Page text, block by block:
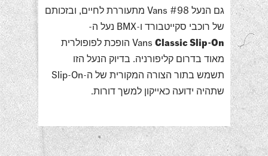
גם הנעל Vans #98 מתעוררת לחיים, ובזכותם
של רוכבי סקייטבורד ו-BMX נעל ה-
Vans Classic Slip-On
הופכת לפופולרית
מאוד בדרום קליפורניה. בדיוק הנעל הזו
תשמש בתור הצורה המקורית של ה-Slip-On
שתהיה ידועה כאייקון למשך דורות.